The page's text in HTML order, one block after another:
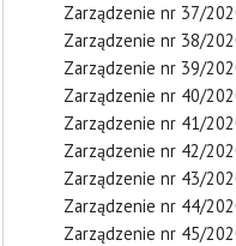
Zarządzenie nr 37/
Zarządzenie nr 38/
Zarządzenie nr 39/
Zarządzenie nr 40/
Zarządzenie nr 41/
Zarządzenie nr 42/
Zarządzenie nr 43/
Zarządzenie nr 44/
Zarządzenie nr 45/